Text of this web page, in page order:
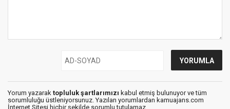
Yorum yazarak topluluk şartlarımızı kabul etmiş bulunuyor ve tüm
sorumluluğu üstleniyorsunuz. Yazılan yorumlardan kamuajans.com
İnternet Sitesi hiçbir şekilde sorumlu tutulamaz